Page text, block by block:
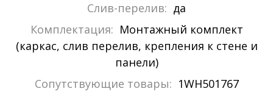
Слив-перелив: да
Комплектация: Монтажный комплект
(каркас, слив перелив, крепления к стене и
панели)
Сопутствующие товары: 1WH501767